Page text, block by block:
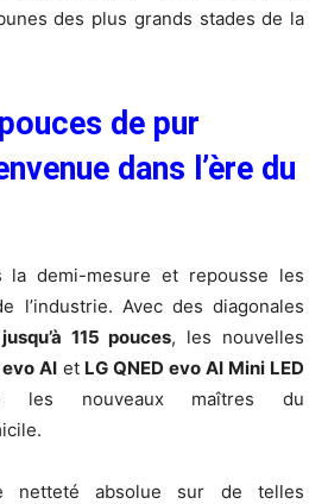
des plus grands stades de la
de pur
dans l’ère du
la demi-mesure et repousse les
l’industrie. Avec des diagonales
jusqu’à 115 pouces, les nouvelles
AIet LG QNED evo AI Mini LED
les nouveaux maîtres du
netteté absolue sur de telles